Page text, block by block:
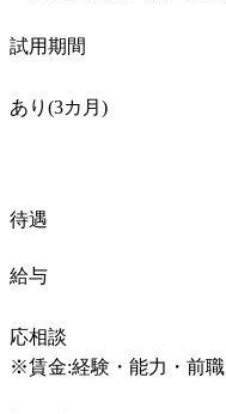
試用期間
あり(3カ月)
待遇
給与
応相談
※賃金:経験・能力・前